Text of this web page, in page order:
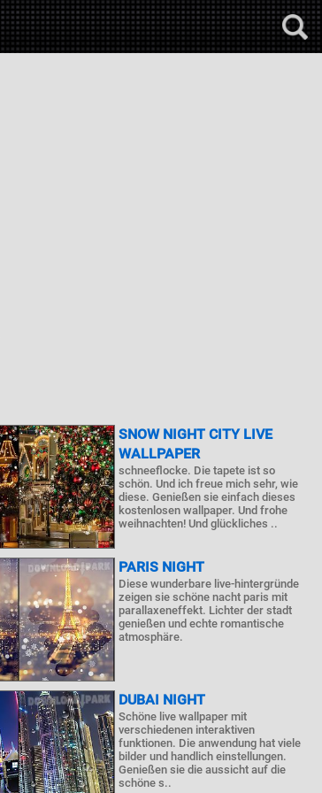
SNOW NIGHT CITY LIVE
WALLPAPER
schneeflocke. Die tapete ist so
schön. Und ich freue mich sehr, wie
diese. Genießen sie einfach dieses
kostenlosen wallpaper. Und frohe
weihnachten! Und glückliches ..
PARIS NIGHT
Diese wunderbare live-hintergründe
zeigen sie schöne nacht paris mit
parallaxeneffekt. Lichter der stadt
genießen und echte romantische
atmosphäre.
DUBAI NIGHT
Schöne live wallpaper mit
verschiedenen interaktiven
funktionen. Die anwendung hat viele
bilder und handlich einstellungen.
Genießen sie die aussicht auf die
schöne s..